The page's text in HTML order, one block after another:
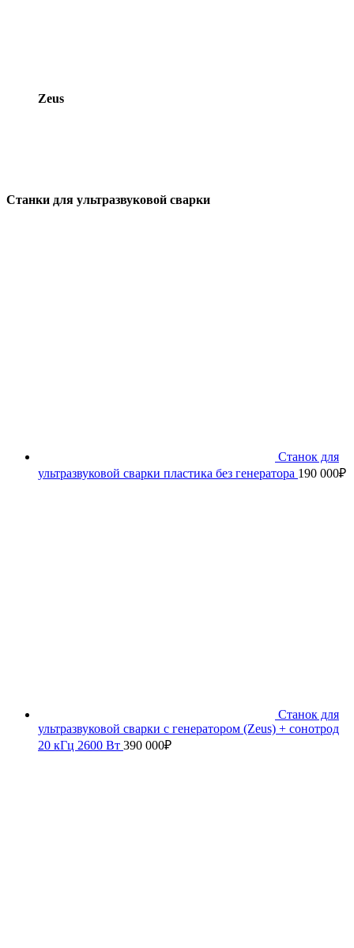
Zeus
Cтанки для ультразвуковой сварки
Станок для
ультразвуковой сварки пластика без генератора 190 000₽
Станок для
ультразвуковой сварки с генератором (Zeus) + сонотрод
20 кГц 2600 Вт 390 000₽